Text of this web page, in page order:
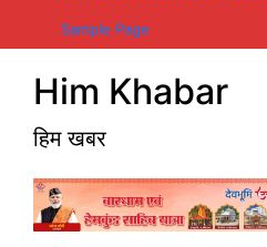
Sample Page
Him Khabar
हिम खबर